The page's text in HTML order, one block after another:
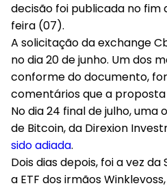
decisão foi publicada no
feira (07).
A solicitação da exchange
no dia 20 de junho. Um dos
conforme do documento,
comentários que a
No dia 24 final de julho, uma
de Bitcoin, da Direxion
sido adiada.
Dois dias depois, foi a vez
a ETF dos irmãos